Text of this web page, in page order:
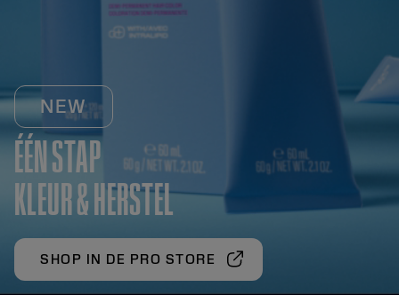
NEW
ÉÉN STAP
KLEUR & HERSTEL
SHOP IN DE PRO STORE